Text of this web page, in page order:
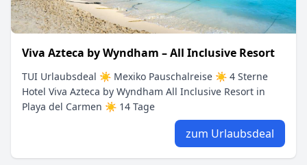
Viva Azteca by Wyndham – All Inclusive Resort
TUI Urlaubsdeal ☀ Mexiko Pauschalreise ☀ 4 Sterne
Hotel Viva Azteca by Wyndham All Inclusive Resort in
Playa del Carmen ☀ 14 Tage
zum Urlaubsdeal